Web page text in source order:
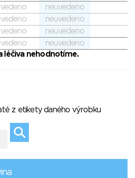
neuvedeno
neuvedeno
neuvedeno
neuvedeno
léčiva nehodnotíme.
z etikety daného výrobku